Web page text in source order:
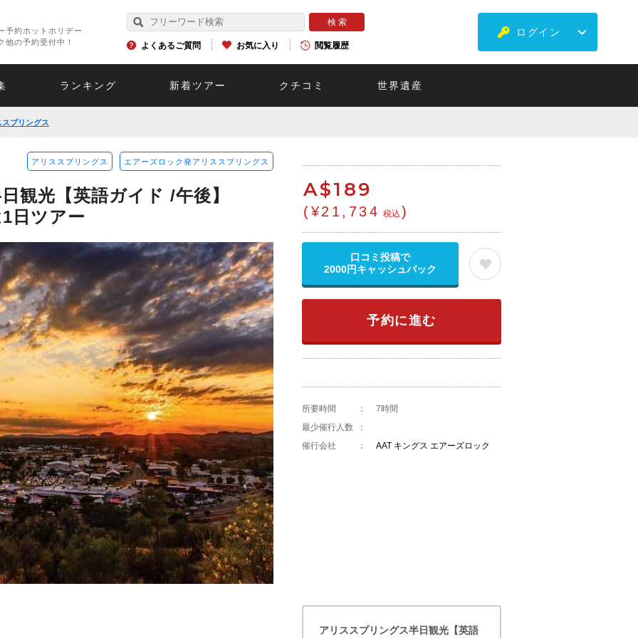
予約ホットホリデー
他の予約受付中！
よくあるご質問 お気に入り 閲覧履歴
ログイン
ランキング 新着ツアー クチコミ 世界遺産
スプリングス
アリススプリングス エアーズロック発アリススプリングス
観光【英語ガイド /午後】
日ツアー
A$189
(¥21,734 税込 )
口コミ投稿で
2000円キャッシュバック
予約に進む
所要時間 ：
7時間
最少催行人数
：
催行会社
： AAT キングス エアーズロック
アリススプリングス半日観光【英語